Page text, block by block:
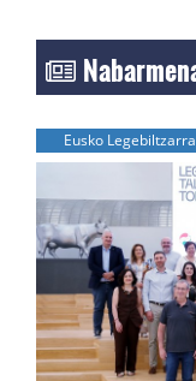
Eusko Legebiltzarra